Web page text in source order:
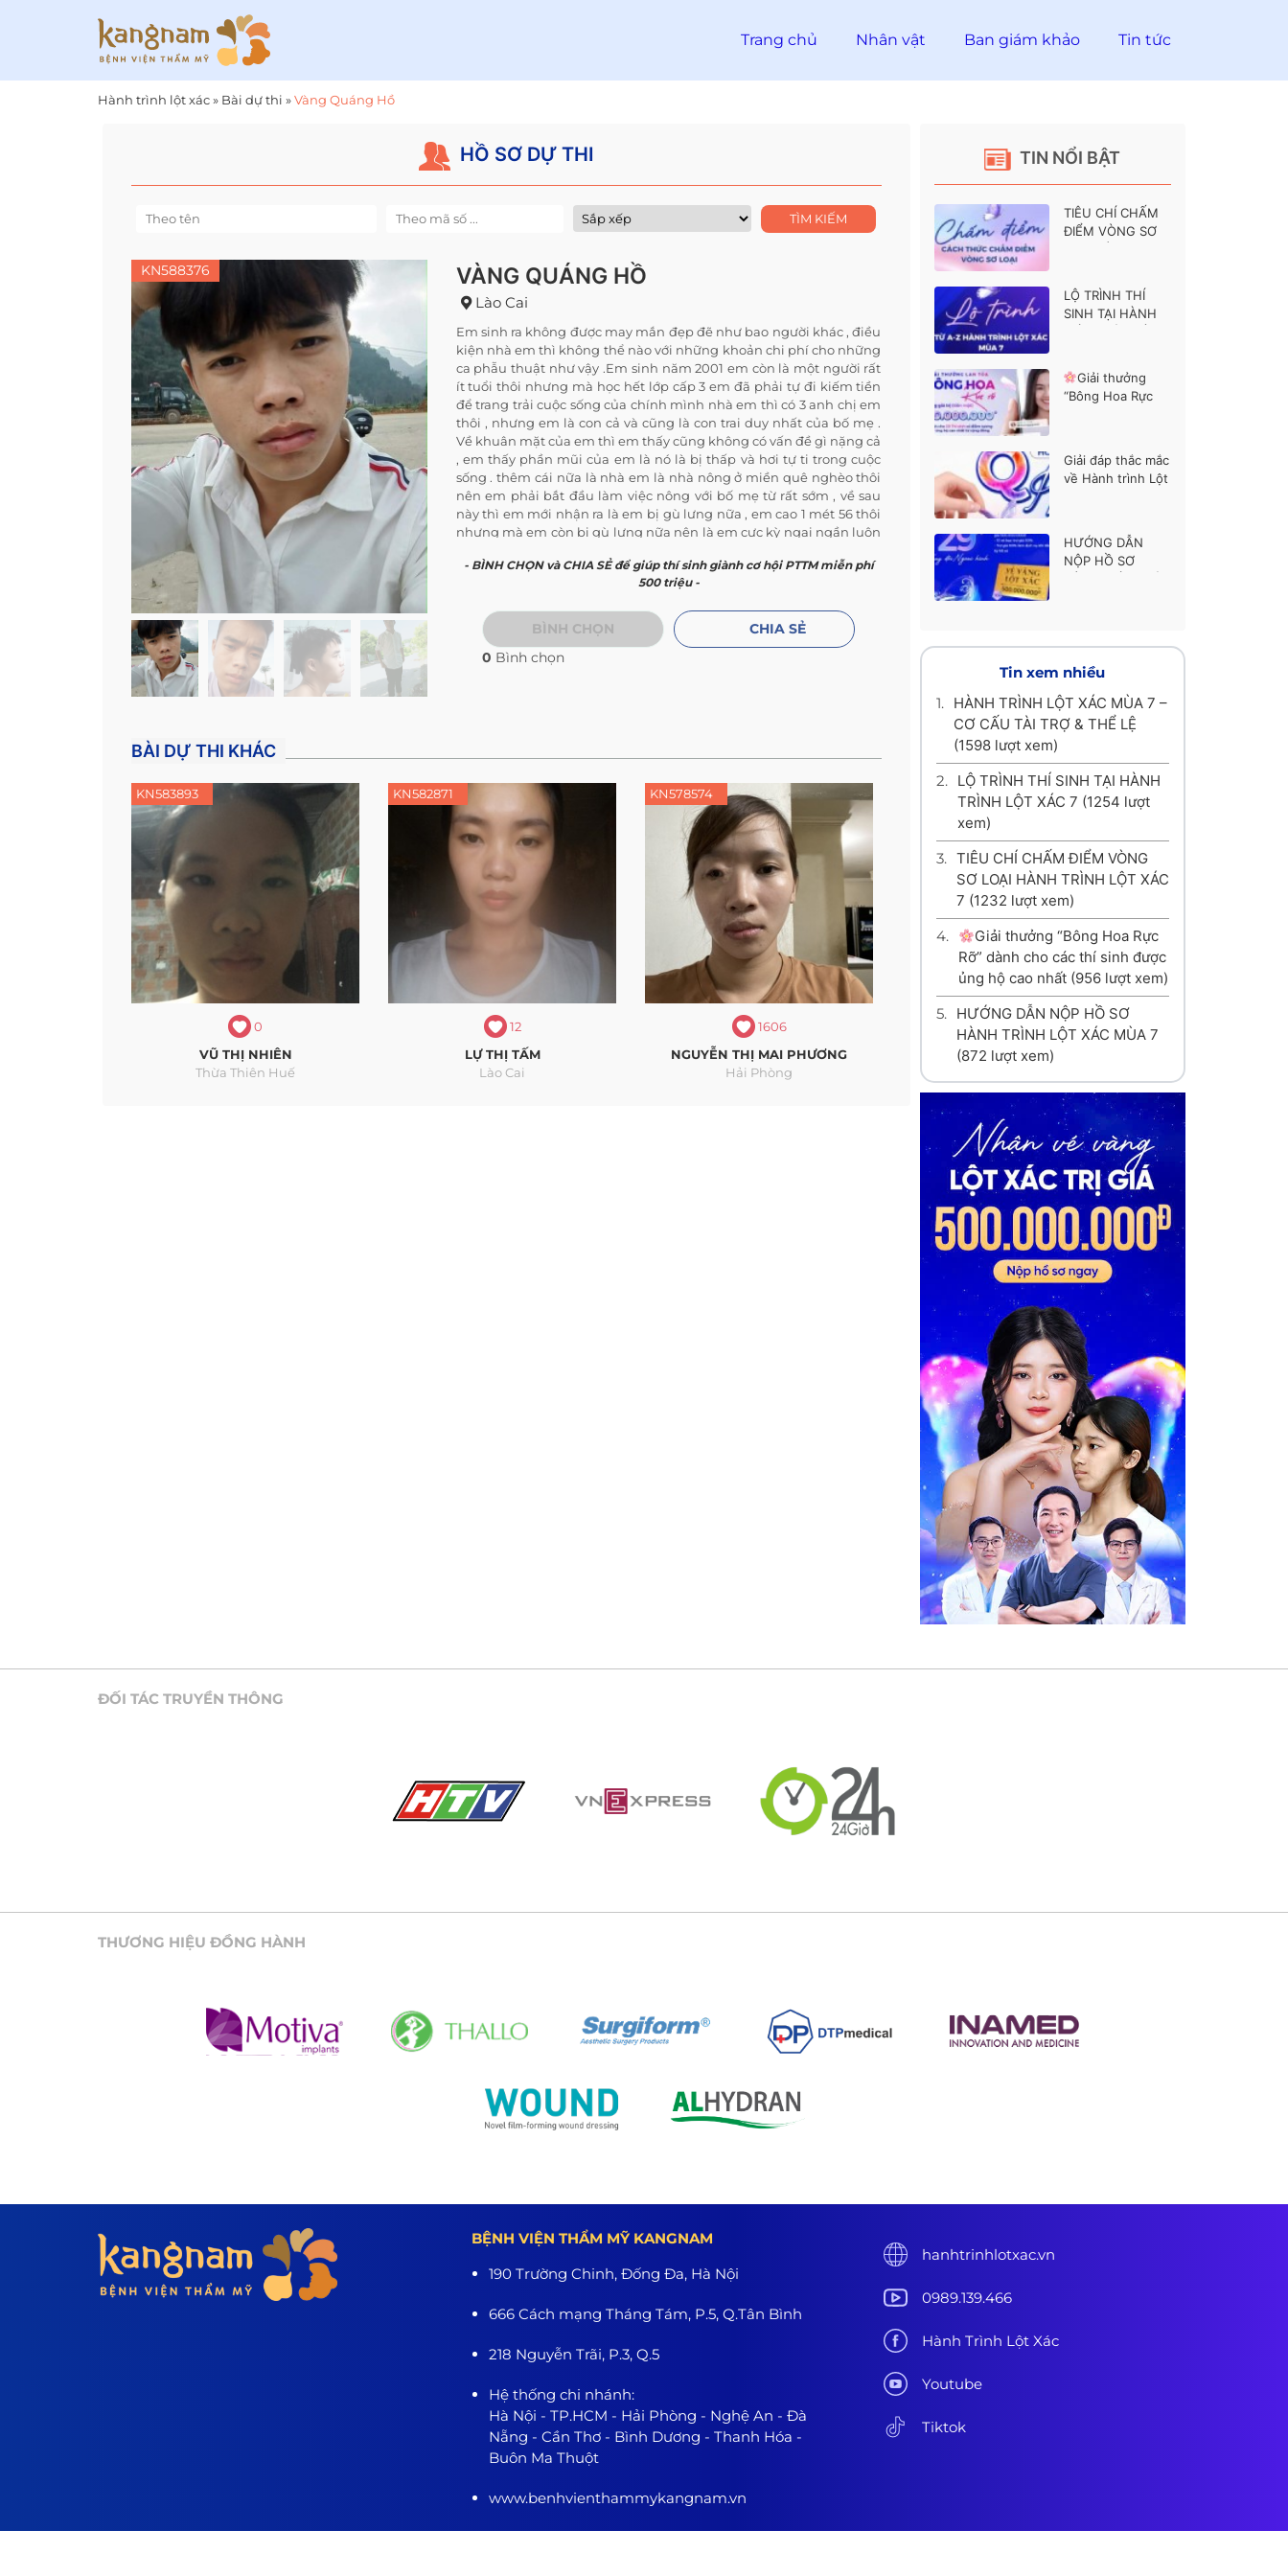
Trang chủ Nhân vật Ban giám khảo Tin tức
Hành trình lột xác» Bài dự thi »Vàng Quáng Hồ
TIN NỔI BẬT
TIÊU CHÍ CHẤM
ĐIỂM VÒNG SƠ
LỘ TRÌNH THÍ
SINH TẠI HÀNH
Giải thưởng
“Bông Hoa Rực
Giải đáp thắc mắc
về Hành trình Lột
HƯỚNG DẪN
NỘP HỒ SƠ
Tin xem nhiều
1.
HÀNH TRÌNH LỘT XÁC MÙA 7 –
CƠ CẤU TÀI TRỢ & THỂ LỆ
(1598 lượt xem)
2.
LỘ TRÌNH THÍ SINH TẠI HÀNH
TRÌNH LỘT XÁC 7 (1254 lượt
xem)
3. TIÊU CHÍ CHẤM ĐIỂM VÒNG
SƠ LOẠI HÀNH TRÌNH LỘT XÁC
7 (1232 lượt xem)
4.
Giải thưởng “Bông Hoa Rực
Rỡ” dành cho các thí sinh được
ủng hộ cao nhất (956 lượt xem)
5.
HƯỚNG DẪN NỘP HỒ SƠ
HÀNH TRÌNH LỘT XÁC MÙA 7
(872 lượt xem)
HỒ SƠ DỰ THI
KN588376 VÀNG QUÁNG HỒ
Lào Cai
Em sinh ra không được may mắn đẹp đẽ như bao người khác , điều
kiện nhà em thì không thể nào với những khoản chi phí cho những
ca phẫu thuật như vậy .Em sinh năm 2001 em còn là một người rất
ít tuổi thôi nhưng mà học hết lớp cấp 3 em đã phải tự đi kiếm tiền
để trang trải cuộc sống của chính mình nhà em thì có 3 anh chị em
thôi , nhưng em là con cả và cũng là con trai duy nhất của bố mẹ .
Về khuân mặt của em thì em thấy cũng không có vấn đề gì nặng cả
, em thấy phần mũi của em là nó là bị thấp và hơi tự ti trong cuộc
sống . thêm cái nữa là nhà em là nhà nông ở miền quê nghèo thôi
nên em phải bắt đầu làm việc nông với bố mẹ từ rất sớm , về sau
này thì em mới nhận ra là em bị gù lưng nữa , em cao 1 mét 56 thôi
nhưng mà em còn bị gù lưng nữa nên là em cực kỳ ngại ngần luôn
chưa hề có người yêu luôn .
Em cũng xin kết thúc ở đây mong rằng
xác một lần trong đời em xin cảm ơn
- BÌNH CHỌN và CHIA SẺ để giúp thí sinh giành cơ hội PTTM miễn phí
500 triệu -
BÌNH CHỌN
0 Bình chọn
CHIA SẺ
BÀI DỰ THI KHÁC
KN583893
0
VŨ THỊ NHIÊN
Thừa Thiên Huế
KN582871
12
LỰ THỊ TẤM
Lào Cai
KN578574
1606
NGUYỄN THỊ MAI PHƯƠNG
Hải Phòng
ĐỐI TÁC TRUYỀN THÔNG
THƯƠNG HIỆU ĐỒNG HÀNH
BỆNH VIỆN THẨM MỸ KANGNAM
190 Trường Chinh, Đống Đa, Hà Nội
666 Cách mạng Tháng Tám, P.5, Q.Tân Bình
218 Nguyễn Trãi, P.3, Q.5
Hệ thống chi nhánh:
Hà Nội - TP.HCM - Hải Phòng - Nghệ An - Đà
Nẵng - Cần Thơ - Bình Dương - Thanh Hóa -
Buôn Ma Thuột
www.benhvienthammykangnam.vn
hanhtrinhlotxac.vn
0989.139.466
Hành Trình Lột Xác
Youtube
Tiktok